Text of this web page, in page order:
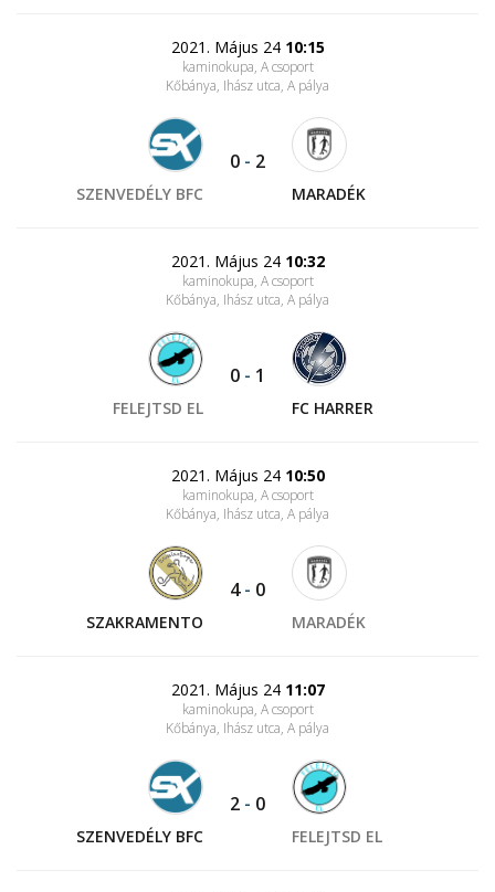
2021. Május 24 10:15
kaminokupa, A csoport
Kőbánya, Ihász utca, A pálya
SZENVEDÉLY BFC
0 - 2
MARADÉK
2021. Május 24 10:32
kaminokupa, A csoport
Kőbánya, Ihász utca, A pálya
FELEJTSD EL
0 - 1
FC HARRER
2021. Május 24 10:50
kaminokupa, A csoport
Kőbánya, Ihász utca, A pálya
SZAKRAMENTO
4- 0
MARADÉK
2021. Május 24 11:07
kaminokupa, A csoport
Kőbánya, Ihász utca, A pálya
SZENVEDÉLY BFC
2 - 0
FELEJTSD EL